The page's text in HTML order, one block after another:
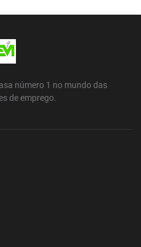
número 1 no mundo das
de emprego.